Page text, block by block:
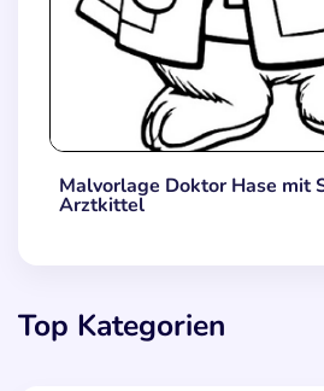
Malvorlage Doktor Hase mit
Arztkittel
Top Kategorien